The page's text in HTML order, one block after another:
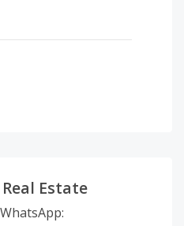
Estate
: